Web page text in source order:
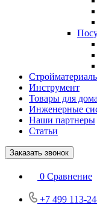
Инструмент
Товары для дома
Инженерные
Наши партнеры
Статьи
Заказать звонок
0 Сравнение
+7 499 113-